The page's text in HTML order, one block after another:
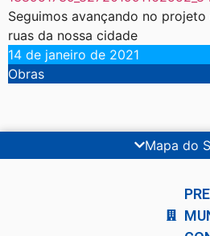
Seguimos avançando no
ruas da nossa cidade
14 de janeiro de 2021
Obras
Mapa do